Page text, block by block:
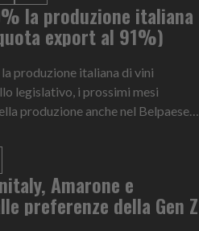
la produzione italiana
export al 91%)
produzione italiana di vini
legislativo, i prossimi mesi
produzione anche nel Belpaese
Amarone e
preferenze della Gen Z